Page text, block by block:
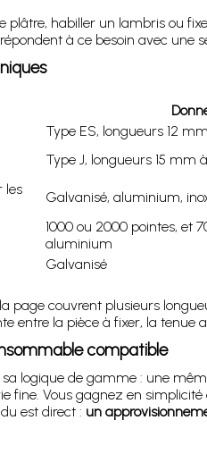
plâtre, habiller un lambris ou
à ce besoin avec une
Type ES, longueurs 12
Type J, longueurs 15 mm
les
Galvanisé, aluminium,
1000 ou 2000 pointes, et
aluminium
Galvanisé
page couvrent plusieurs
entre la pièce à fixer, la tenue
compatible
logique de gamme : une
fine. Vous gagnez en
est direct : un